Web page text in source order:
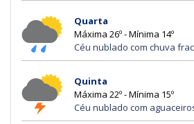
Quarta
Máxima 26º - Mínima 14º
Céu nublado com chuva
Quinta
Máxima 22º - Mínima 15º
Céu nublado com